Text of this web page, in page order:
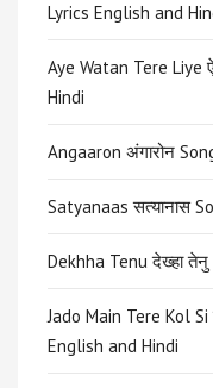
Lyrics English and
Aye Watan Tere Liye
Hindi
Angaaron अंगारोन
Satyanaas सत्यानास
Dekhha Tenu देख्हा
Jado Main Tere Kol Si
English and Hindi